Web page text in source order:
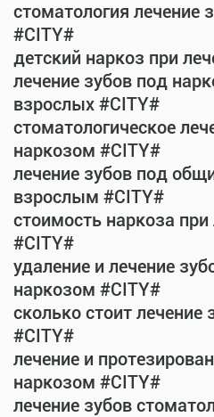
стоматология лечение
#CITY#
детский наркоз при
лечение зубов под
взрослых #CITY#
стоматологическое
наркозом #CITY#
лечение зубов под
взрослым #CITY#
стоимость наркоза при
#CITY#
удаление и лечение
наркозом #CITY#
сколько стоит
#CITY#
лечение и
наркозом #CITY#
лечение зубов